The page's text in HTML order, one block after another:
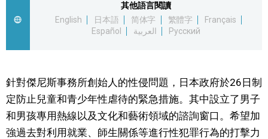
視覺日本
臺灣香港
其他語言閱讀
English
日本語 简体字 繁體字
Français
Español
العربية Русский
針對傑尼斯事務所創始人的性侵問題，日本政府於26日制
定防止兒童和青少年性虐待的緊急措施。其中設立了男子
和男孩專用熱線以及文化和藝術領域的諮詢窗口。希望加
強過去對利用就業、師生關係等進行性犯罪行為的打擊力